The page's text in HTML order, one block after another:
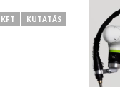
KFT
KUTATÁS